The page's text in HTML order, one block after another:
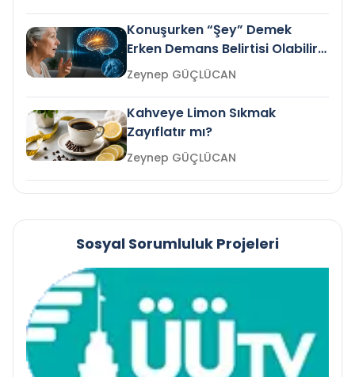
Konuşurken “Şey” Demek
Erken Demans Belirtisi Olabilir
mi?
Zeynep GÜÇLÜCAN
Kahveye Limon Sıkmak
Zayıflatır mı?
Zeynep GÜÇLÜCAN
Sosyal Sorumluluk Projeleri